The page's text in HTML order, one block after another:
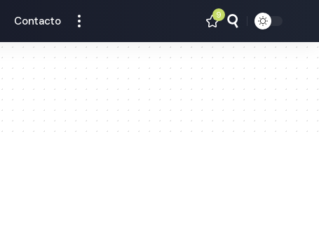
Contacto 9